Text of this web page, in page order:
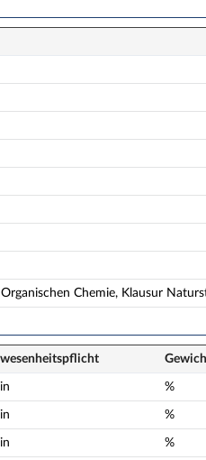
Chemie, Klausur
%
%
%